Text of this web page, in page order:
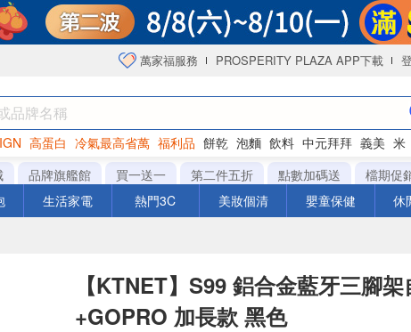
萬家福服務 PROSPERITY PLAZA APP下載
高蛋白 冷氣最高省萬 福利品 餅乾 泡麵 飲料 中元拜拜 義美 米
洋芋片
品牌旗艦館 買一送一 第二件五折 點數加碼送 檔期促
生活家電 熱門3C 美妝個清 嬰童保健 休
【KTNET】S99 鋁合金藍牙三腳
+GOPRO 加長款 黑色